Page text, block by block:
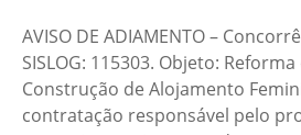
AVISO DE ADIAMENTO –
SISLOG: 115303. Objeto: Reforma
Construção de Alojamento
contratação responsável pelo